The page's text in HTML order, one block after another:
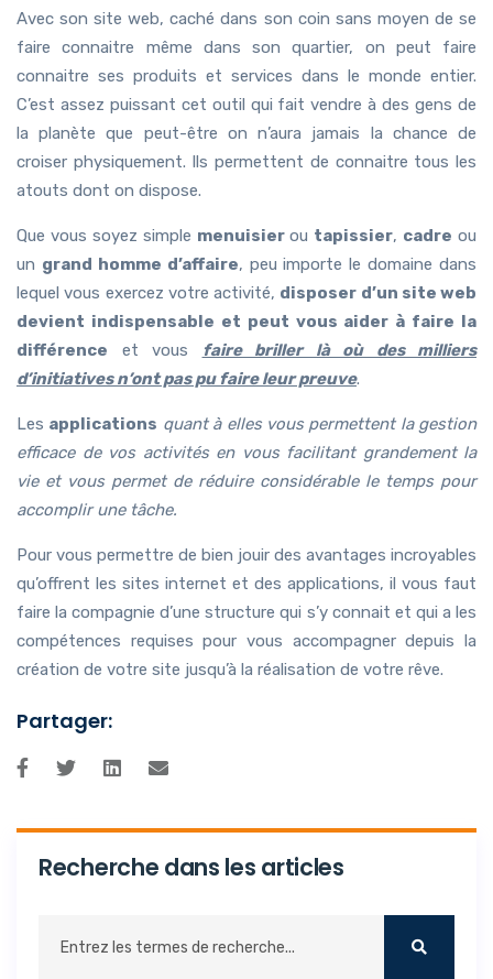
Avec son site web, caché dans son coin sans moyen de se
faire connaitre même dans son quartier, on peut faire
connaitre ses produits et services dans le monde entier.
C’est assez puissant cet outil qui fait vendre à des gens de
la planète que peut-être on n’aura jamais la chance de
croiser physiquement. Ils permettent de connaitre tous les
atouts dont on dispose.
Que vous soyez simple menuisierou tapissier, cadre ou
un grand homme d’affaire, peu importe le domaine dans
lequel vous exercez votre activité, disposer d’un site web
devient indispensable et peut vous aider à faire la
différence et vous
faire briller là où des milliers
d’initiatives n’ont pas pu faire leur preuve.
Les applications quant à elles vous permettent la gestion
efficace de vos activités en vous facilitant grandement la
vie et vous permet de réduire considérable le temps pour
accomplir une tâche.
Pour vous permettre de bien jouir des avantages incroyables
qu’offrent les sites internet et des applications, il vous faut
faire la compagnie d’une structure qui s’y connait et qui a les
compétences requises pour vous accompagner depuis la
création de votre site jusqu’à la réalisation de votre rêve.
Partager:
Recherche dans les articles